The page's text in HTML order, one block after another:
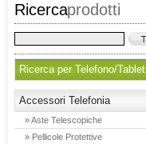
Ricercaprodotti
Ricerca per Telefono/Tablet
Accessori Telefonia
» Aste Telescopiche
» Pellicole Protettive